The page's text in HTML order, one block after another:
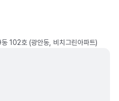
102호 (광안동, 비치그린아파트)